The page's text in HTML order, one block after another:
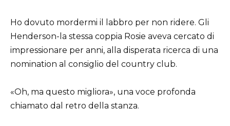
Ho dovuto mordermi il labbro per non ridere. Gli
Henderson-la stessa coppia Rosie aveva cercato di
impressionare per anni, alla disperata ricerca di una
nomination al consiglio del country club.
«Oh, ma questo migliora», una voce profonda
chiamato dal retro della stanza.